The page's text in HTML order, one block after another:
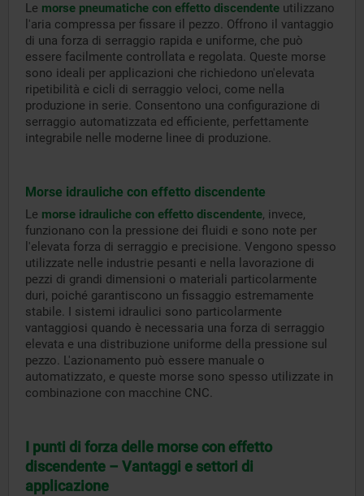
Le morse pneumatiche con effetto discendente utilizzano
l'aria compressa per fissare il pezzo. Offrono il vantaggio
di una forza di serraggio rapida e uniforme, che può
essere facilmente controllata e regolata. Queste morse
sono ideali per applicazioni che richiedono un'elevata
ripetibilità e cicli di serraggio veloci, come nella
produzione in serie. Consentono una configurazione di
serraggio automatizzata ed efficiente, perfettamente
integrabile nelle moderne linee di produzione.
Morse idrauliche con effetto discendente
Le morse idrauliche con effetto discendente, invece,
funzionano con la pressione dei fluidi e sono note per
l'elevata forza di serraggio e precisione. Vengono spesso
utilizzate nelle industrie pesanti e nella lavorazione di
pezzi di grandi dimensioni o materiali particolarmente
duri, poiché garantiscono un fissaggio estremamente
stabile. I sistemi idraulici sono particolarmente
vantaggiosi quando è necessaria una forza di serraggio
elevata e una distribuzione uniforme della pressione sul
pezzo. L'azionamento può essere manuale o
automatizzato, e queste morse sono spesso utilizzate in
combinazione con macchine CNC.
I punti di forza delle morse con effetto
discendente – Vantaggi e settori di
applicazione